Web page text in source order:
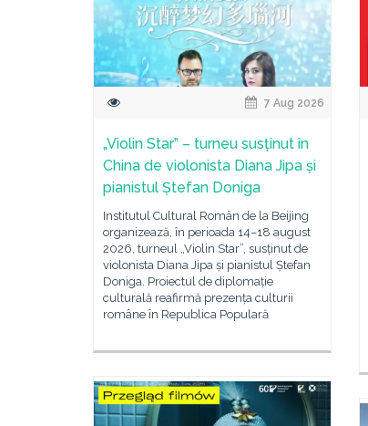
7 Aug 2026
„Violin Star” – turneu susținut în
China de violonista Diana Jipa și
pianistul Ștefan Doniga
Institutul Cultural Român de la Beijing
organizează, în perioada 14–18 august
2026, turneul „Violin Star”, susținut de
violonista Diana Jipa și pianistul Ștefan
Doniga. Proiectul de diplomație
culturală reafirmă prezența culturii
române în Republica Populară